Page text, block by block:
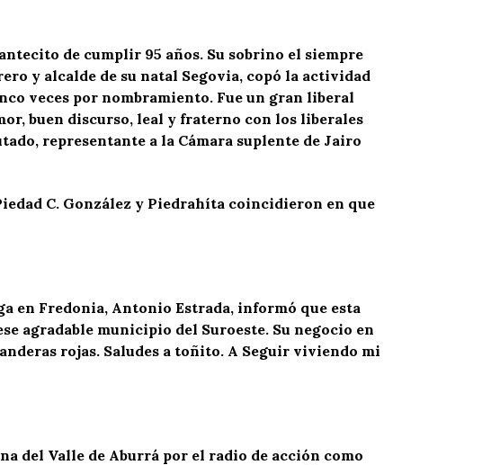
de cumplir 95 años. Su sobrino el siempre
y alcalde de su natal Segovia, copó la actividad
veces por nombramiento. Fue un gran liberal
buen discurso, leal y fraterno con los liberales
representante a la Cámara suplente de Jairo
C. González y Piedrahíta coincidieron en que
en Fredonia, Antonio Estrada, informó que esta
agradable municipio del Suroeste. Su negocio en
rojas. Saludes a toñito. A Seguir viviendo mi
del Valle de Aburrá por el radio de acción como